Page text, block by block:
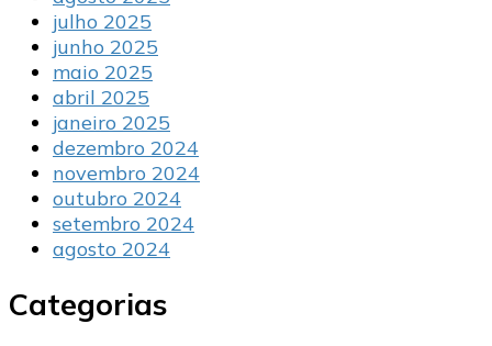
julho 2025
junho 2025
maio 2025
abril 2025
janeiro 2025
dezembro 2024
novembro 2024
outubro 2024
setembro 2024
agosto 2024
Categorias